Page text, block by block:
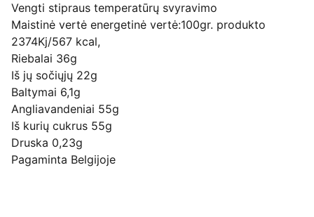
Vengti stipraus temperatūrų svyravimo
Maistinė vertė energetinė vertė:100gr. produkto
2374Kj/567 kcal,
Riebalai 36g
Iš jų sočiųjų 22g
Baltymai 6,1g
Angliavandeniai 55g
Iš kurių cukrus 55g
Druska 0,23g
Pagaminta Belgijoje